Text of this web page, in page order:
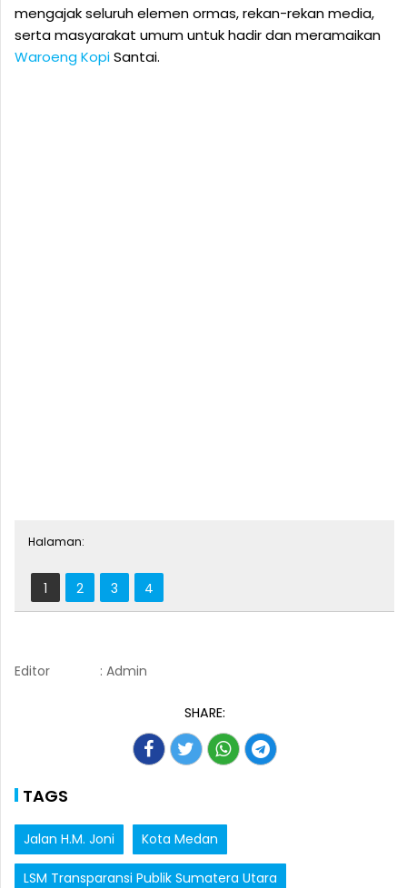
mengajak seluruh elemen ormas, rekan-rekan media,
serta masyarakat umum untuk hadir dan meramaikan
Waroeng KopiSantai.
Halaman:
1 2 3 4
Editor : Admin
SHARE:
TAGS
Jalan H.M. Joni Kota Medan
LSM Transparansi Publik Sumatera Utara